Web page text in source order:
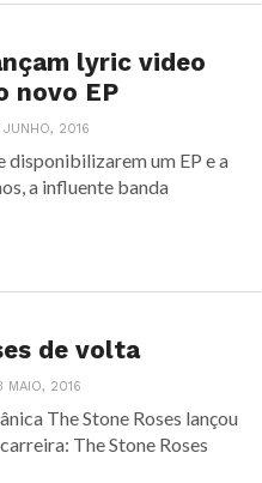
lyric video
novo EP
JUNHO, 2016
disponibilizarem um EP e a
a influente banda
de volta
MAIO, 2016
The Stone Roses lançou
The Stone Roses